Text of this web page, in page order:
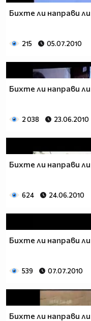
Бихте ли направи
215 05.07.2010
Бихте ли направи
2 038 23.06.2010
Бихте ли направи
624 24.06.2010
Бихте ли направи
539 07.07.2010
Бихте ли направи